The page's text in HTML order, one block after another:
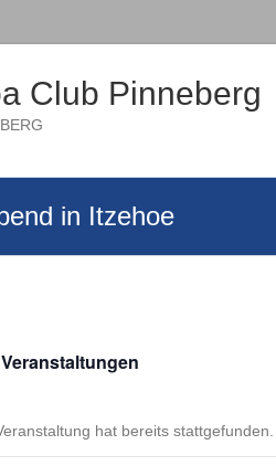
Club Pinneberg
in Itzehoe
hat bereits stattgefunden.